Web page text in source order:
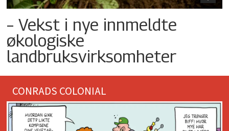
– Vekst i nye innmeldte
økologiske
landbruksvirksomheter
CONRADS COLONIAL